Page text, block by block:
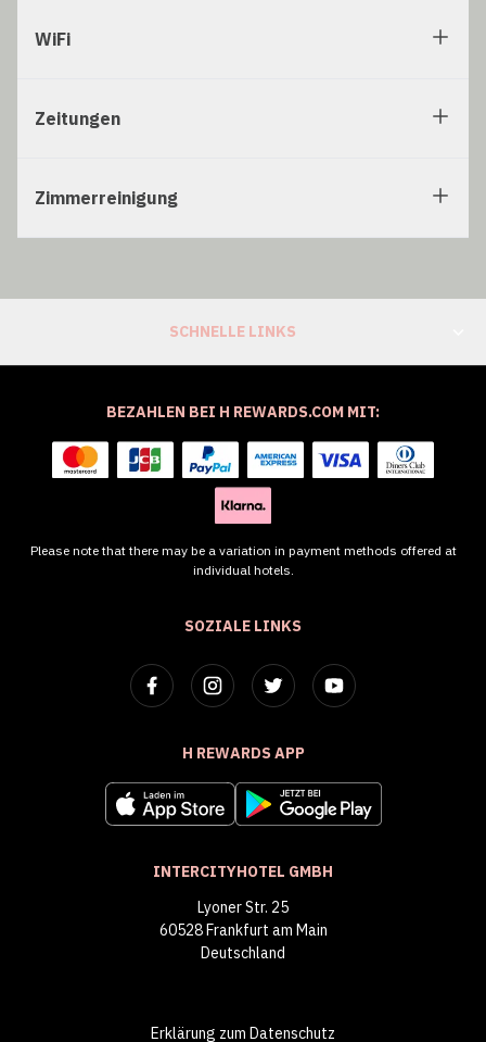
WiFi
Zeitungen
Zimmerreinigung
SCHNELLE LINKS
SOZIALE LINKS
H REWARDS APP
INTERCITYHOTEL GMBH
Lyoner Str. 25
60528 Frankfurt am Main
Deutschland
BEZAHLEN BEI H REWARDS.COM MIT:
Please note that there may be a variation in payment methods offered at
individual hotels.
Erklärung zum Datenschutz